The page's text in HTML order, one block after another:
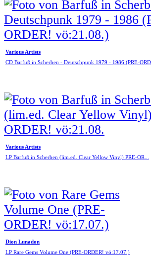
Various Artists
CD Barfuß in Scherben - Deutschpunk 1979 - 1986 (PRE-
Various Artists
LP Barfuß in Scherben (lim.ed. Clear Yellow Vinyl) PRE-OR...
Dion Lunadon
LP Rare Gems Volume One (PRE-ORDER! vö:17.07.)